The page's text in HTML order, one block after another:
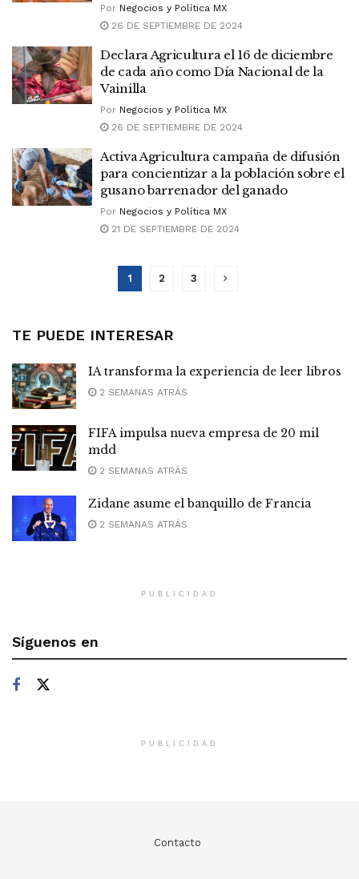
Por Negocios y Política MX
26 DE SEPTIEMBRE DE 2024
Declara Agricultura el 16 de diciembre
de cada año como Día Nacional de la
Vainilla
Por Negocios y Política MX
26 DE SEPTIEMBRE DE 2024
Activa Agricultura campaña de difusión
para concientizar a la población sobre el
gusano barrenador del ganado
Por Negocios y Política MX
21 DE SEPTIEMBRE DE 2024
1 2 3
TE PUEDE INTERESAR
IA transforma la experiencia de leer libros
2 SEMANAS ATRÁS
FIFA impulsa nueva empresa de 20 mil
mdd
2 SEMANAS ATRÁS
Zidane asume el banquillo de Francia
2 SEMANAS ATRÁS
PUBLICIDAD
Síguenos en
PUBLICIDAD
Contacto